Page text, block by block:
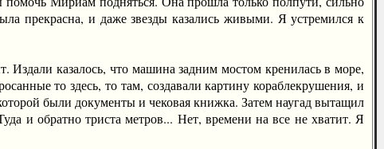
прекрасна, и даже звезды казались живыми. Я устремился к
казалось, что машина задним мостом кренилась в море,
то здесь, то там, создавали картину кораблекрушения, и
были документы и чековая книжка. Затем наугад вытащил
и обратно триста метров... Нет, времени на все не хватит. Я